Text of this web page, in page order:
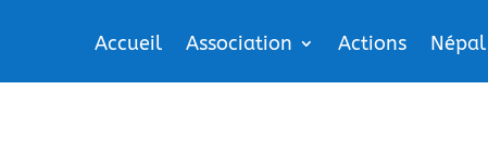
Accueil Association Actions Népal